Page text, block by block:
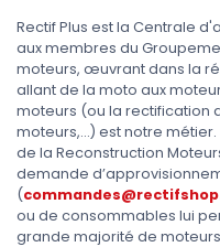
Rectif Plus est la Centrale
aux membres du
moteurs, œuvrant dans la
allant de la moto aux
moteurs (ou la rectification
moteurs,...) est notre
de la Reconstruction
demande
(
ou de consommables lui
grande majorité de